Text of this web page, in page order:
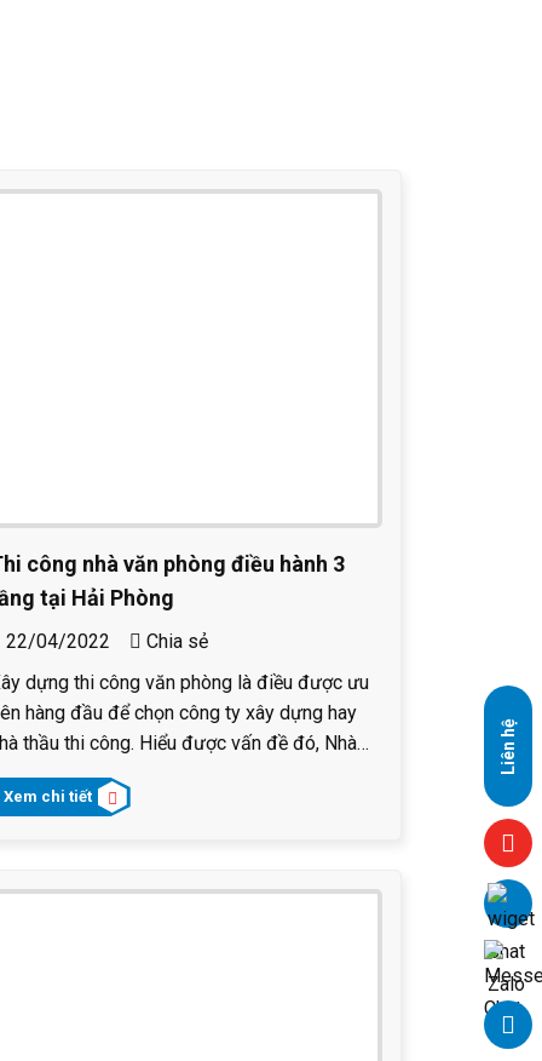
công nhà văn phòng điều hành 3
tại Hải Phòng
22/04/2022
Chia sẻ
dựng thi công văn phòng là điều được ưu
hàng đầu để chọn công ty xây dựng hay
thầu thi công. Hiểu được vấn đề đó, Nhà
PMC đã thiết kế các đơn giá phù hợp để
giúp các chủ đầu tư dễ dàng tính toán và chuẩn
Xem chi tiết
Liên hệ